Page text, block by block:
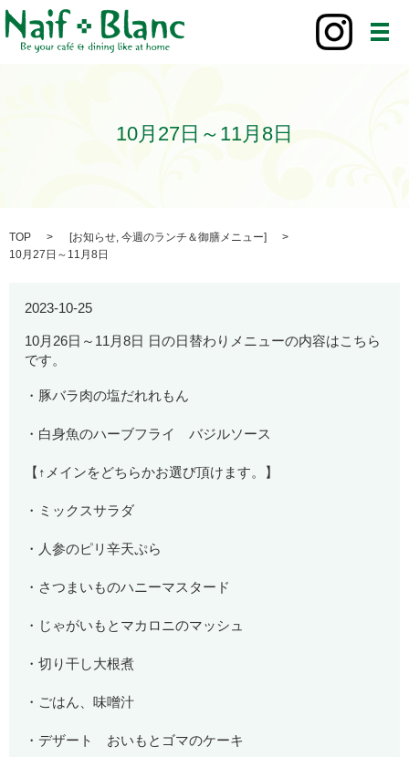
メ
10月27日～11月8日
TOP [お知らせ, 今週のランチ＆御膳メニュー]
10月27日～11月8日
2023-10-25
10月26日～11月8日 日の日替わりメニューの内容はこちら
です。
・豚バラ肉の塩だれれもん
・白身魚のハーブフライ バジルソース
【↑メインをどちらかお選び頂けます。】
・ミックスサラダ
・人参のピリ辛天ぷら
・さつまいものハニーマスタード
・じゃがいもとマカロニのマッシュ
・切り干し大根煮
・ごはん、味噌汁
・デザート おいもとゴマのケーキ